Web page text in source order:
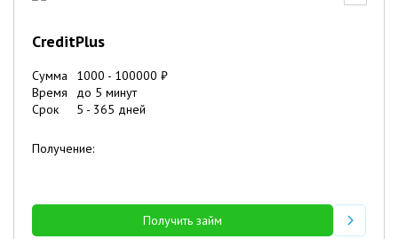
CreditPlus
Сумма 1000 - 100000 ₽
Время
до 5 минут
Срок
5 - 365 дней
Получение:
Получить займ